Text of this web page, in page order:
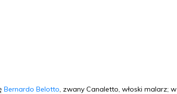
Bernardo Belotto, zwany Canaletto, włoski malarz; w